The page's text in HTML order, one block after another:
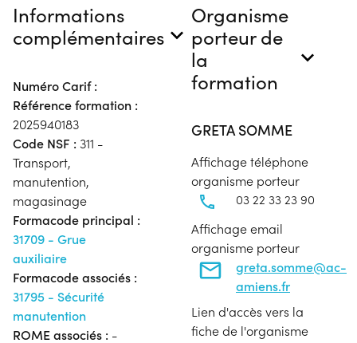
Informations
complémentaires
Numéro Carif :
Référence formation :
2025940183
Code NSF : 311 -
Transport,
manutention,
magasinage
Formacode principal :
31709 - Grue
auxiliaire
Formacode associés :
31795 - Sécurité
manutention
ROME associés : -
Organisme
porteur de
la
formation
GRETA SOMME
Affichage téléphone
organisme porteur
03 22 33 23 90
Affichage email
organisme porteur
greta.somme@ac-
amiens.fr
Lien d'accès vers la
fiche de l'organisme